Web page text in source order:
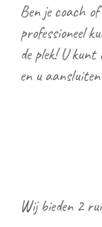
Ben je coach
professioneel
de plek! U
en u
Wij bieden 2